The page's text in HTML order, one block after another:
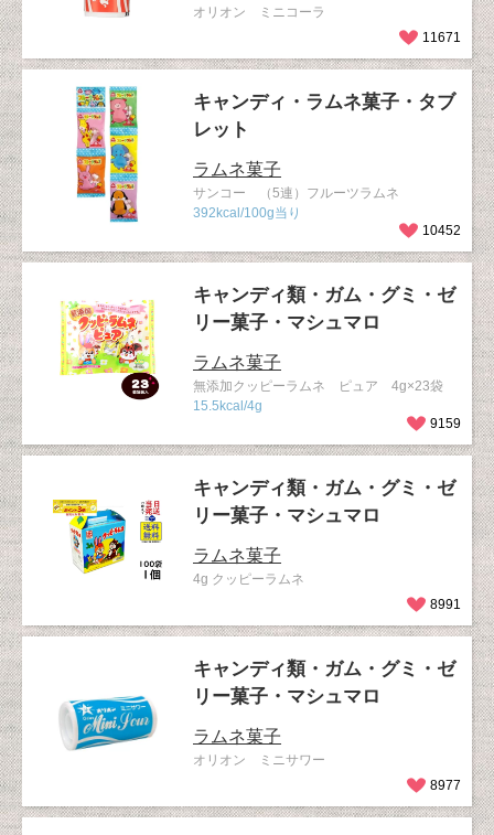
オリオン ミニコーラ
11671
キャンディ・ラムネ菓子・タブ
レット
ラムネ菓子
サンコー （5連）フルーツラムネ
392kcal/100g当り
10452
キャンディ類・ガム・グミ・ゼ
リー菓子・マシュマロ
ラムネ菓子
無添加クッピーラムネ ピュア 4g×23袋
15.5kcal/4g
9159
キャンディ類・ガム・グミ・ゼ
リー菓子・マシュマロ
ラムネ菓子
4g クッピーラムネ
8991
キャンディ類・ガム・グミ・ゼ
リー菓子・マシュマロ
ラムネ菓子
オリオン ミニサワー
8977